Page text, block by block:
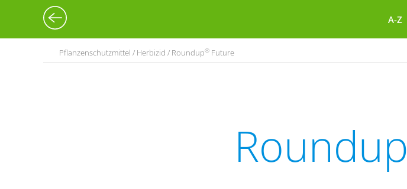
A-Z
Pflanzenschutzmittel / Herbizid / Roundup® Future
Roundup